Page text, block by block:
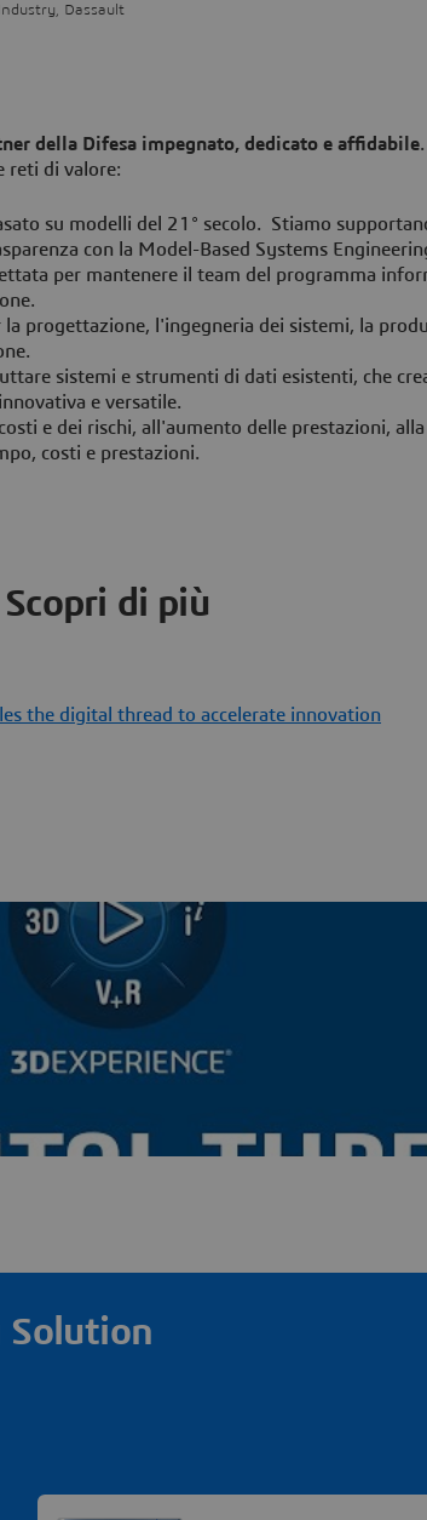
Dassault
della Difesa impegnato, dedicato e affidabile
reti di valore:
su modelli del 21° secolo. Stiamo
con la Model-Based Systems
per mantenere il team del programma
la progettazione, l'ingegneria dei sistemi, la
sistemi e strumenti di dati esistenti, che
e versatile.
e dei rischi, all'aumento delle prestazioni,
costi e prestazioni.
Scopri di più
the digital thread to accelerate innovation
Solution